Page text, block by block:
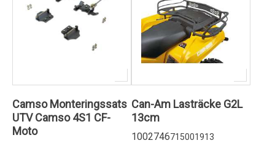
Camso Monteringssats
UTV Camso 4S1 CF-
Moto
Can-Am Lasträcke G2L
13cm
1002746715001913